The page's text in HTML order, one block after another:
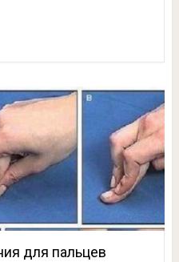
для пальцев